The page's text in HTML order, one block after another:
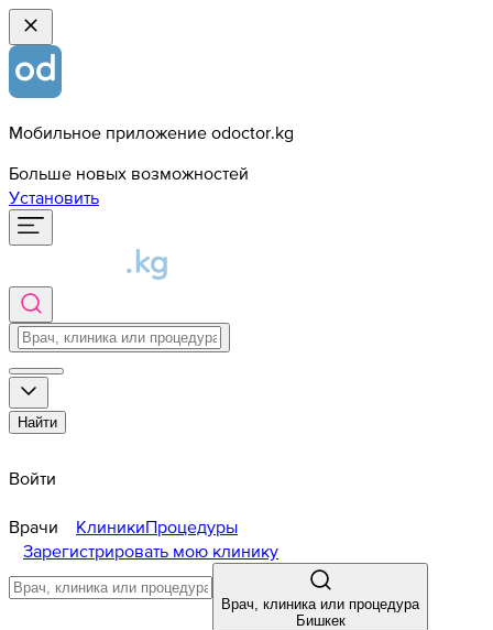
Мобильное приложение odoctor.kg
Больше новых возможностей
Установить
Найти
Войти
Врачи КлиникиПроцедуры
Зарегистрировать мою клинику
Врач, клиника или процедура
Бишкек